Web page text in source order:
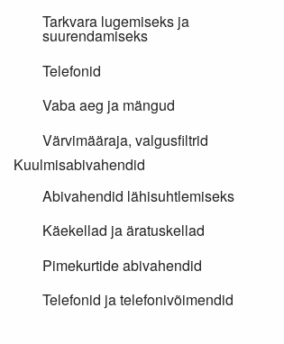
Tarkvara lugemiseks ja
suurendamiseks
Telefonid
Vaba aeg ja mängud
Värvimääraja, valgusfiltrid
Kuulmisabivahendid
Abivahendid lähisuhtlemiseks
Käekellad ja äratuskellad
Pimekurtide abivahendid
Telefonid ja telefonivõimendid